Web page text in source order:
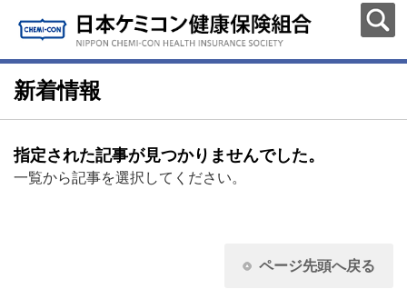
新着情報
指定された記事が見つかりませんでした。
一覧から記事を選択してください。
ページ先頭へ戻る